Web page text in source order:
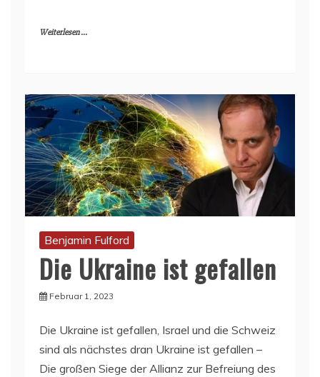
Weiterlesen ...
Benjamin Fulford
Die Ukraine ist gefallen
Februar 1, 2023
Die Ukraine ist gefallen, Israel und die Schweiz
sind als nächstes dran Ukraine ist gefallen –
Die großen Siege der Allianz zur Befreiung des